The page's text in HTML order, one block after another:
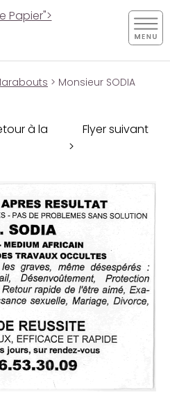
Papier">
> Monsieur SODIA
à la
Flyer suivant
>